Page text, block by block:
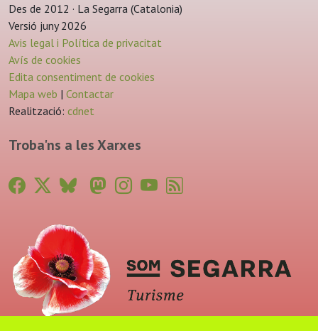
Des de 2012 · La Segarra (Catalonia)
Versió juny 2026
Avis legal i Política de privacitat
Avís de cookies
Edita consentiment de cookies
Mapa web | Contactar
Realització: cdnet
Troba'ns a les Xarxes